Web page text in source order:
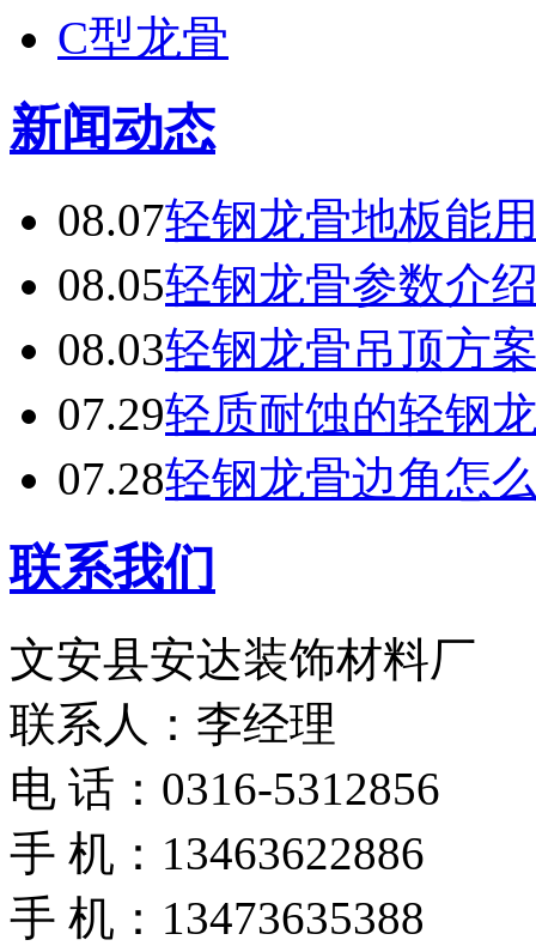
C型龙骨
新闻动态
08.07轻钢龙骨地板能
08.05轻钢龙骨参数介
08.03轻钢龙骨吊顶方
07.29轻质耐蚀的轻钢
07.28轻钢龙骨边角怎
联系我们
文安县安达装饰材料厂
联系人：李经理
电 话：0316-5312856
手 机：13463622886
手 机：13473635388